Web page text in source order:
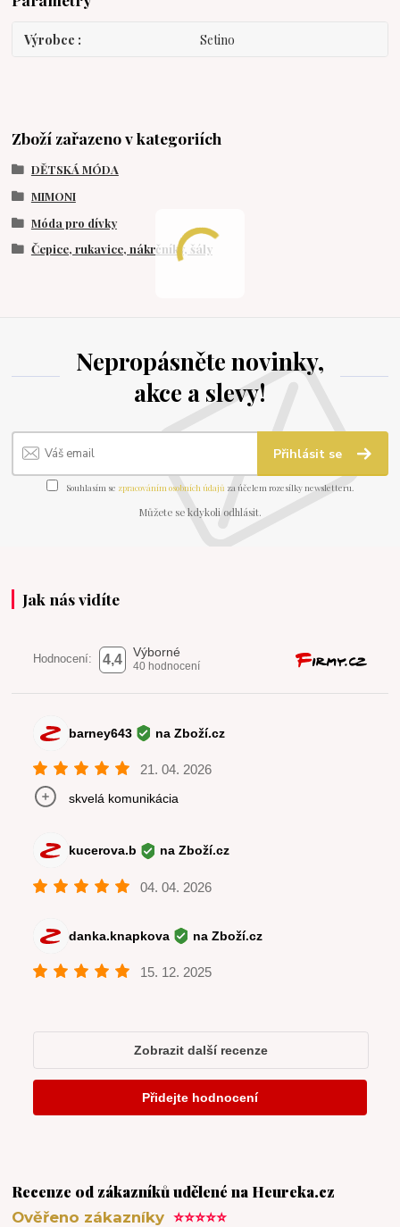
Výrobce Setino
Zboží zařazeno v kategoriích
DĚTSKÁ MÓDA
MIMONI
Móda pro dívky
Čepice, rukavice, nákrčníky, šály
Nepropásněte novinky,
akce a slevy!
Přihlásit se
Souhlasím se zpracováním osobních údajů za účelem rozesílky newsletteru.
Můžete se kdykoli odhlásit.
Jak nás vidíte
Recenze od zákazníků udělené na Heureka.cz
Ověřeno zákazníky⭐⭐⭐⭐⭐